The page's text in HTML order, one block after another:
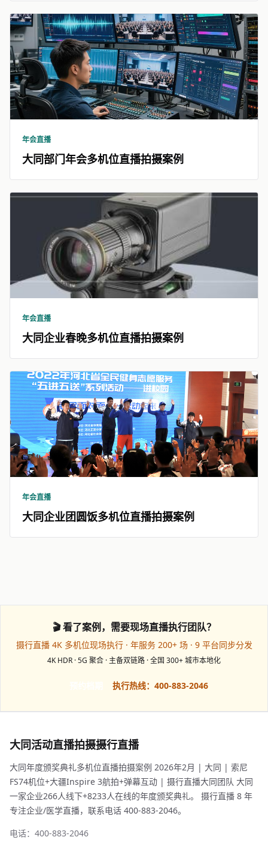
年会直播
大同部门年会多机位直播拍摄案例
年会直播
大同企业春晚多机位直播拍摄案例
年会直播
大同企业团圆饭多机位直播拍摄案例
🎬 看了案例，需要现场直播执行团队？
摄行直播 4K 多机位现场执行 · 年服务 200+ 场 · 9 平台同步分发
4K HDR · 5G 聚合 · 主备双链路 · 全国 300+ 城市本地化
执行热线：400-883-2046
大同活动直播拍摄摄行直播
大同年度颁奖典礼多机位直播拍摄案例 2026年2月 | 大同 | 索尼
FS74机位+大疆Inspire 3航拍+弹幕互动 | 摄行直播大同团队 大同
一家企业266人线下+8233人在线的年度颁奖典礼。 摄行直播 8 年
专注企业/医学直播，联系电话 400-883-2046。
电话：400-883-2046